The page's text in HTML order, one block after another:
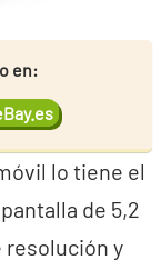
en:
lo tiene el
de 5,2
resolución y